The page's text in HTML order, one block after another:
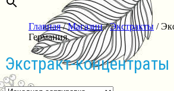
Главная/Магазин/Экстракты /
Германия
Экстракт-